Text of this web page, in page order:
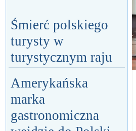
Śmierć polskiego
turysty w
turystycznym raju
Amerykańska
marka
gastronomiczna